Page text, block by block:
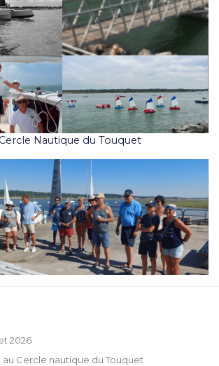
Nautique du Touquet
2026
Cercle nautique du Touquet